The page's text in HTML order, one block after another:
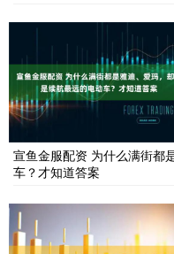
宣鱼金服配资 为什么满街都
车？才知道答案